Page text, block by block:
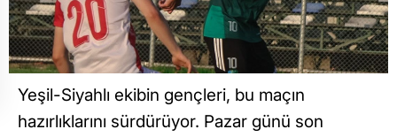
Yeşil-Siyahlı ekibin gençleri, bu maçın
hazırlıklarını sürdürüyor. Pazar günü son